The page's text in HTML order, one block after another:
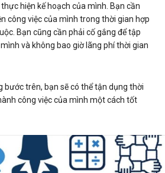
hiện kế hoạch của mình. Bạn cần
công việc của mình trong thời gian hợp
Bạn cũng cần phải cố gắng để tập
và không bao giờ lãng phí thời gian
bước trên, bạn sẽ có thể tận dụng thời
công việc của mình một cách tốt